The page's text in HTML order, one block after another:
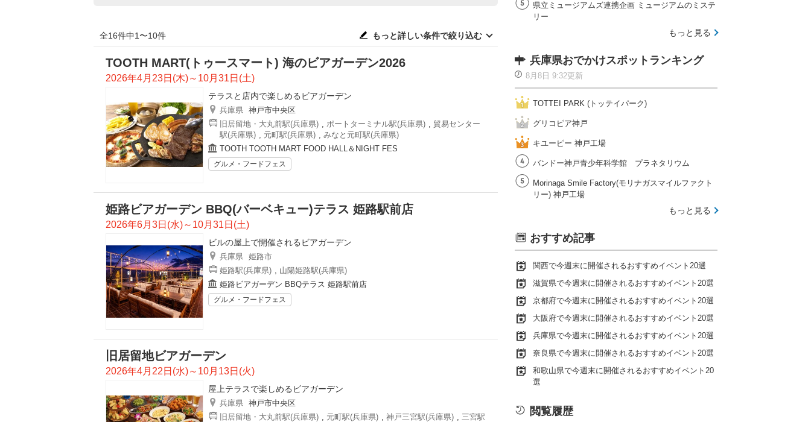
全16件中1〜10件 もっと詳しい条件で絞り込む
TOOTH MART(トゥースマート) 海のビアガーデン2026
2026年4月23日(木)～10月31日(土)
テラスと店内で楽しめるビアガーデン
兵庫県 神戸市中央区
旧居留地・大丸前駅(兵庫県) , ポートターミナル駅(兵庫県) , 貿易センター
駅(兵庫県) , 元町駅(兵庫県) , みなと元町駅(兵庫県)
TOOTH TOOTH MART FOOD HALL＆NIGHT FES
グルメ・フードフェス
姫路ビアガーデン BBQ(バーベキュー)テラス 姫路駅前店
2026年6月3日(水)～10月31日(土)
ビルの屋上で開催されるビアガーデン
兵庫県 姫路市
姫路駅(兵庫県) , 山陽姫路駅(兵庫県)
姫路ビアガーデン BBQテラス 姫路駅前店
グルメ・フードフェス
旧居留地ビアガーデン
2026年4月22日(水)～10月13日(火)
屋上テラスで楽しめるビアガーデン
兵庫県 神戸市中央区
旧居留地・大丸前駅(兵庫県) , 元町駅(兵庫県) , 神戸三宮駅(兵庫県) , 三宮駅
県立ミュージアムズ連携企画 ミュージアムのミステ
リー
もっと見る
兵庫県おでかけスポットランキング
8月8日 9:32更新
TOTTEI PARK (トッテイパーク)
グリコピア神戸
キユーピー 神戸工場
バンドー神戸青少年科学館 プラネタリウム
Morinaga Smile Factory(モリナガスマイルファクト
リー) 神戸工場
もっと見る
おすすめ記事
関西で今週末に開催されるおすすめイベント20選
滋賀県で今週末に開催されるおすすめイベント20選
京都府で今週末に開催されるおすすめイベント20選
大阪府で今週末に開催されるおすすめイベント20選
兵庫県で今週末に開催されるおすすめイベント20選
奈良県で今週末に開催されるおすすめイベント20選
和歌山県で今週末に開催されるおすすめイベント20
選
閲覧履歴